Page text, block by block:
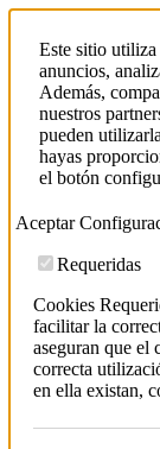
Este sitio
anuncios,
Además,
nuestros
pueden
hayas
el botón
Aceptar
Requeridas
Cookies
facilitar la
aseguran que el
correcta
en ella existan,